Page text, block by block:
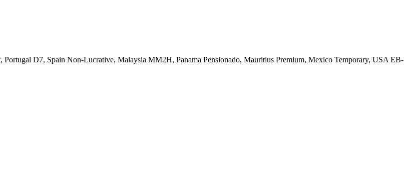
D7, Spain Non-Lucrative, Malaysia MM2H, Panama Pensionado, Mauritius Premium, Mexico Temporary, USA EB-